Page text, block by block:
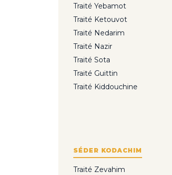
Traité Yebamot
Traité Ketouvot
Traité Nedarim
Traité Nazir
Traité Sota
Traité Guittin
Traité Kiddouchine
SÉDER KODACHIM
Traité Zevahim